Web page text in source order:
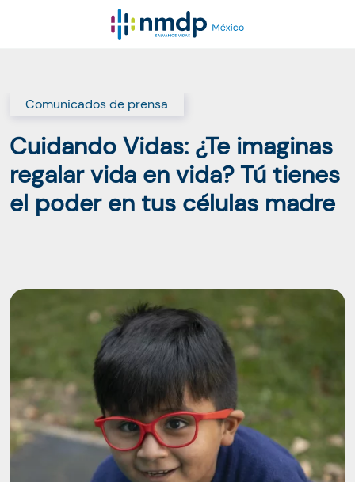
Comunicados de prensa
Cuidando Vidas: ¿Te imaginas
regalar vida en vida? Tú tienes
el poder en tus células madre